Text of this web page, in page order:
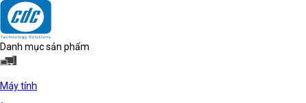
Danh mục sản phẩm
Máy tính